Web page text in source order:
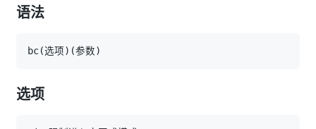
语法
bc(选项) (参数)
选项